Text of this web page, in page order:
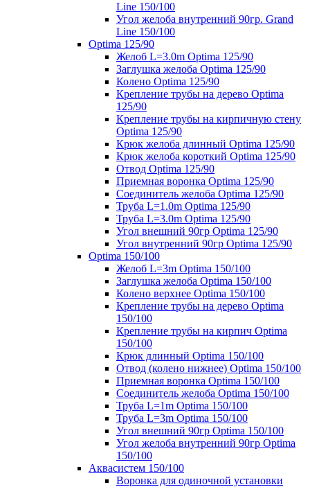
Line 150/100
Угол желоба внутренний 90гр. Grand
Line 150/100
Optima 125/90
Желоб L=3.0m Optima 125/90
Заглушка желоба Optima 125/90
Колено Optima 125/90
Крепление трубы на дерево Optima
125/90
Крепление трубы на кирпичную стену
Optima 125/90
Крюк желоба длинный Optima 125/90
Крюк желоба короткий Optima 125/90
Отвод Optima 125/90
Приемная воронка Optima 125/90
Соединитель желоба Optima 125/90
Труба L=1.0m Optima 125/90
Труба L=3.0m Optima 125/90
Угол внешний 90гр Optima 125/90
Угол внутренний 90гр Optima 125/90
Optima 150/100
Желоб L=3m Optima 150/100
Заглушка желоба Optima 150/100
Колено верхнее Optima 150/100
Крепление трубы на дерево Optima
150/100
Крепление трубы на кирпич Optima
150/100
Крюк длинный Optima 150/100
Отвод (колено нижнее) Optima 150/100
Приемная воронка Optima 150/100
Соединитель желоба Optima 150/100
Труба L=1m Optima 150/100
Труба L=3m Optima 150/100
Угол внешний 90гр Optima 150/100
Угол желоба внутренний 90гр Optima
150/100
Аквасистем 150/100
Воронка для одиночной установки